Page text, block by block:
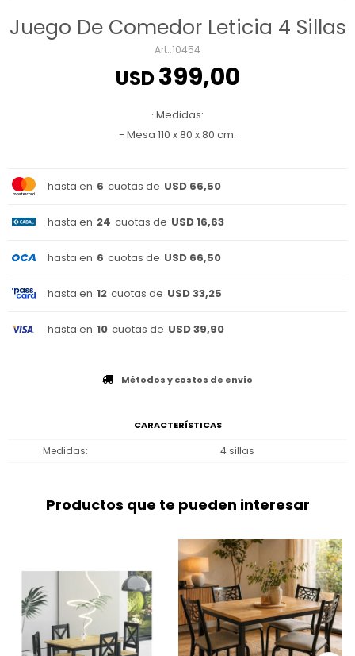
Juego De Comedor Leticia 4 Sillas
10454
USD399,00
· Medidas:
- Mesa 110 x 80 x 80 cm.
hasta en 6 cuotas de USD 66,50
hasta en 24 cuotas de USD 16,63
hasta en 6 cuotas de USD 66,50
hasta en 12 cuotas de USD 33,25
hasta en 10 cuotas de USD 39,90
Métodos y costos de envío
CARACTERÍSTICAS
Medidas 4 sillas
Productos que te pueden interesar